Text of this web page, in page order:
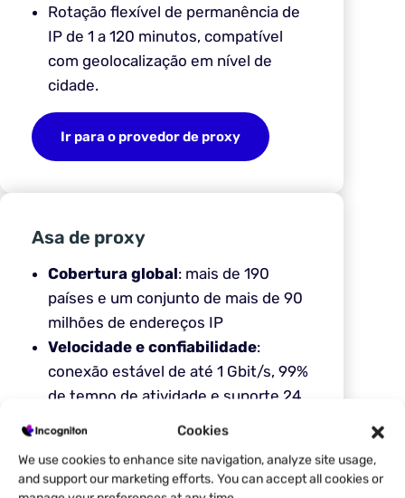
Cookies
We use cookies to enhance site navigation, analyze site usage,
and support our marketing efforts. You can accept all cookies or
Rotação flexível de permanência de
IP de 1 a 120 minutos, compatível
com geolocalização em nível de
cidade.
Ir para o provedor de proxy
Asa de proxy
Cobertura global: mais de 190
países e um conjunto de mais de 90
milhões de endereços IP
Velocidade e confiabilidade:
conexão estável de até 1 Gbit/s, 99%
de tempo de atividade e suporte 24
horas por dia, 7 dias por semana
flexíveis: alugue a partir de 1 mês ou
pague de acordo com o volume de